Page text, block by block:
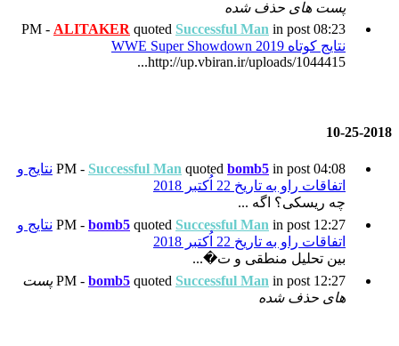
ALITAKERquoted
http://
Successful Man نتایج و
bomb5quoted نتایج و
bomb5quoted پست